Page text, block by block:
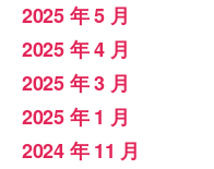
2025 年 5 月
2025 年 4 月
2025 年 3 月
2025 年 1 月
2024 年 11 月